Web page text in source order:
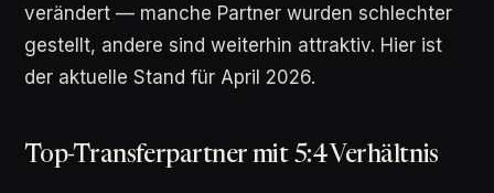
verändert — manche Partner wurden schlechter
gestellt, andere sind weiterhin attraktiv. Hier ist
der aktuelle Stand für April 2026.
Top-Transferpartner mit 5:4 Verhältnis